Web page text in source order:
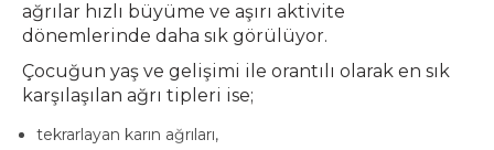
ağrılar hızlı büyüme ve aşırı aktivite
dönemlerinde daha sık görülüyor.
Çocuğun yaş ve gelişimi ile orantılı olarak en sık
karşılaşılan ağrı tipleri ise;
tekrarlayan karın ağrıları,